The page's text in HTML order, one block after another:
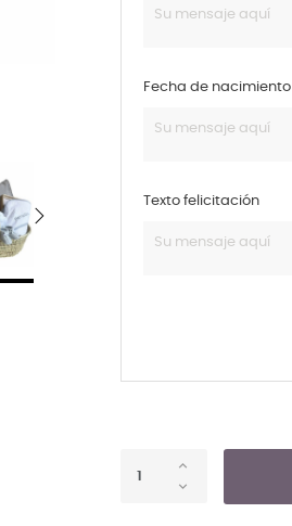
Fecha de nacimiento
Texto felicitación